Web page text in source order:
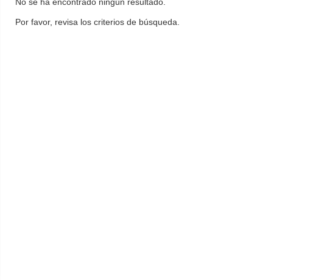
No se ha encontrado ningún resultado.
Por favor, revisa los criterios de búsqueda.